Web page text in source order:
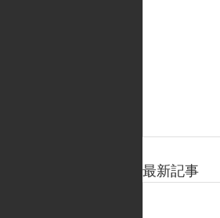
最新記事